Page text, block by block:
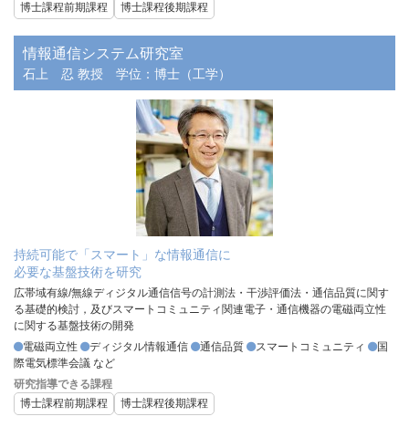
博士課程前期課程
博士課程後期課程
情報通信システム研究室
石上 忍 教授 学位：博士（工学）
持続可能で「スマート」な情報通信に
必要な基盤技術を研究
広帯域有線/無線ディジタル通信信号の計測法・干渉評価法・通信品質に関す
る基礎的検討，及びスマートコミュニティ関連電子・通信機器の電磁両立性
に関する基盤技術の開発
電磁両立性
ディジタル情報通信 通信品質 スマートコミュニティ
国
際電気標準会議 など
研究指導できる課程
博士課程前期課程
博士課程後期課程